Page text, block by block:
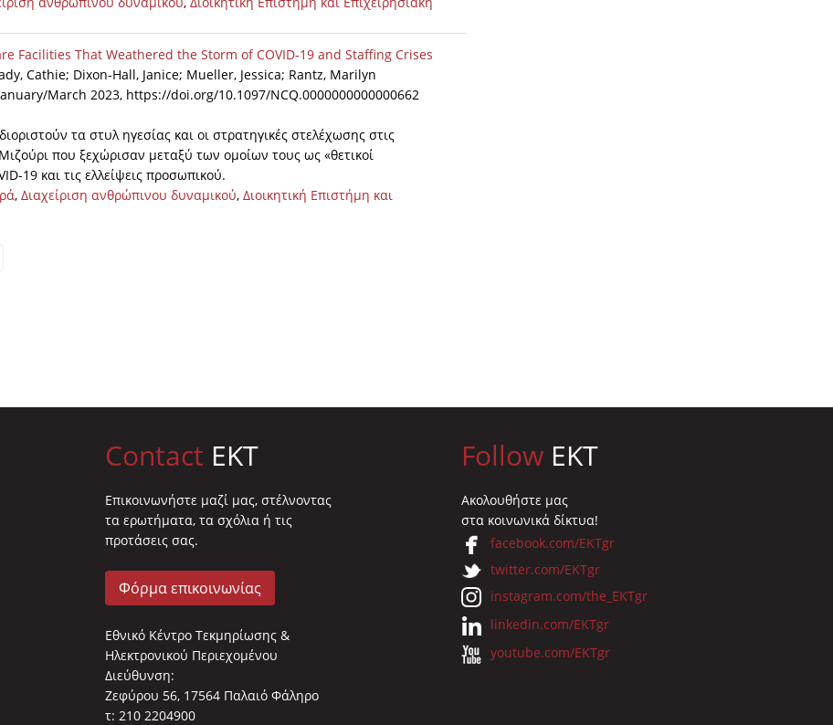
Facilities That Weathered the Storm of COVID-19 and Staffing Crises
Cathie; Dixon-Hall, Janice; Mueller, Jessica; Rantz, Marilyn
March 2023, https://doi.org/10.1097/NCQ.0000000000000662
τα στυλ ηγεσίας και οι στρατηγικές στελέχωσης στις
που ξεχώρισαν μεταξύ των ομοίων τους ως «θετικοί
19 και τις ελλείψεις προσωπικού.
, Διαχείριση ανθρώπινου δυναμικού, Διοικητική Επιστήμη και
Contact EKT
Επικοινωνήστε μαζί μας, στέλνοντας
τα ερωτήματα, τα σχόλια ή τις
προτάσεις σας.
Φόρμα επικοινωνίας
Εθνικό Κέντρο Τεκμηρίωσης &
Ηλεκτρονικού Περιεχομένου
Διεύθυνση:
Ζεφύρου 56, 17564 Παλαιό Φάληρο
τ: 210 2204900
Follow EKT
Ακολουθήστε μας
στα κοινωνικά δίκτυα!
facebook.com/EKTgr
twitter.com/EKTgr
instagram.com/the_EKTgr
linkedin.com/EKTgr
youtube.com/EKTgr